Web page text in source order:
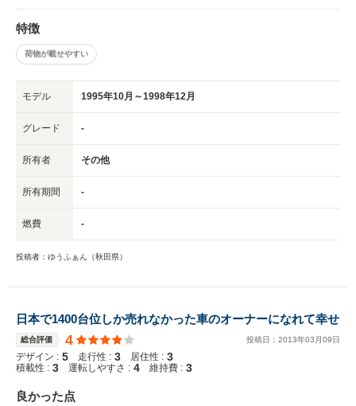
特徴
荷物が載せやすい
モデル 1995年10月～1998年12月
グレード -
所有者 その他
所有期間 -
燃費 -
投稿者：ゆうふぁん（秋田県）
日本で1400台位しか売れなかった車のオーナーになれて幸せ
総合評価 4 投稿日： 2013年03 月09日
デザイン : 5 走行性 : 3 居住性 : 3
積載性 : 3 運転しやすさ : 4 維持費 : 3
良かった点